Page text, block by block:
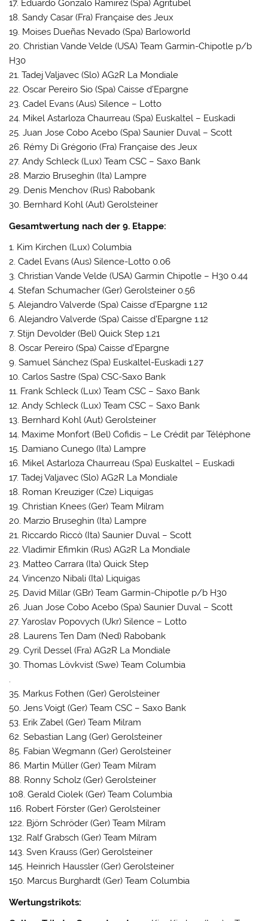
17. Eduardo Gonzalo Ramirez (Spa) Agritubel
18. Sandy Casar (Fra) Française des Jeux
19. Moises Dueñas Nevado (Spa) Barloworld
20. Christian Vande Velde (USA) Team Garmin-Chipotle p/b
H30
21. Tadej Valjavec (Slo) AG2R La Mondiale
22. Oscar Pereiro Sio (Spa) Caisse d’Epargne
23. Cadel Evans (Aus) Silence – Lotto
24. Mikel Astarloza Chaurreau (Spa) Euskaltel – Euskadi
25. Juan Jose Cobo Acebo (Spa) Saunier Duval – Scott
26. Rémy Di Grégorio (Fra) Française des Jeux
27. Andy Schleck (Lux) Team CSC – Saxo Bank
28. Marzio Bruseghin (Ita) Lampre
29. Denis Menchov (Rus) Rabobank
30. Bernhard Kohl (Aut) Gerolsteiner
Gesamtwertung nach der 9. Etappe:
1. Kim Kirchen (Lux) Columbia
2. Cadel Evans (Aus) Silence-Lotto 0.06
3. Christian Vande Velde (USA) Garmin Chipotle – H30 0.44
4. Stefan Schumacher (Ger) Gerolsteiner 0.56
5. Alejandro Valverde (Spa) Caisse d’Epargne 1.12
6. Alejandro Valverde (Spa) Caisse d’Epargne 1.12
7. Stijn Devolder (Bel) Quick Step 1.21
8. Oscar Pereiro (Spa) Caisse d’Epargne
9. Samuel Sánchez (Spa) Euskaltel-Euskadi 1.27
10. Carlos Sastre (Spa) CSC-Saxo Bank
11. Frank Schleck (Lux) Team CSC – Saxo Bank
12. Andy Schleck (Lux) Team CSC – Saxo Bank
13. Bernhard Kohl (Aut) Gerolsteiner
14. Maxime Monfort (Bel) Cofidis – Le Crédit par Téléphone
15. Damiano Cunego (Ita) Lampre
16. Mikel Astarloza Chaurreau (Spa) Euskaltel – Euskadi
17. Tadej Valjavec (Slo) AG2R La Mondiale
18. Roman Kreuziger (Cze) Liquigas
19. Christian Knees (Ger) Team Milram
20. Marzio Bruseghin (Ita) Lampre
21. Riccardo Riccò (Ita) Saunier Duval – Scott
22. Vladimir Efimkin (Rus) AG2R La Mondiale
23. Matteo Carrara (Ita) Quick Step
24. Vincenzo Nibali (Ita) Liquigas
25. David Millar (GBr) Team Garmin-Chipotle p/b H30
26. Juan Jose Cobo Acebo (Spa) Saunier Duval – Scott
27. Yaroslav Popovych (Ukr) Silence – Lotto
28. Laurens Ten Dam (Ned) Rabobank
29. Cyril Dessel (Fra) AG2R La Mondiale
30. Thomas Lövkvist (Swe) Team Columbia
.
35. Markus Fothen (Ger) Gerolsteiner
50. Jens Voigt (Ger) Team CSC – Saxo Bank
53. Erik Zabel (Ger) Team Milram
62. Sebastian Lang (Ger) Gerolsteiner
85. Fabian Wegmann (Ger) Gerolsteiner
86. Martin Müller (Ger) Team Milram
88. Ronny Scholz (Ger) Gerolsteiner
108. Gerald Ciolek (Ger) Team Columbia
116. Robert Förster (Ger) Gerolsteiner
122. Björn Schröder (Ger) Team Milram
132. Ralf Grabsch (Ger) Team Milram
143. Sven Krauss (Ger) Gerolsteiner
145. Heinrich Haussler (Ger) Gerolsteiner
150. Marcus Burghardt (Ger) Team Columbia
Wertungstrikots: